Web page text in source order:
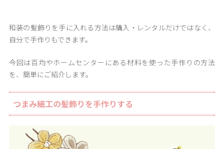
和装の髪飾りを手に入れる方法は購入・レンタルだけではなく、
自分で手作りもできます。
今回は百均やホームセンターにある材料を使った手作りの方法
を、簡単にご紹介します。
つまみ細工の髪飾りを手作りする